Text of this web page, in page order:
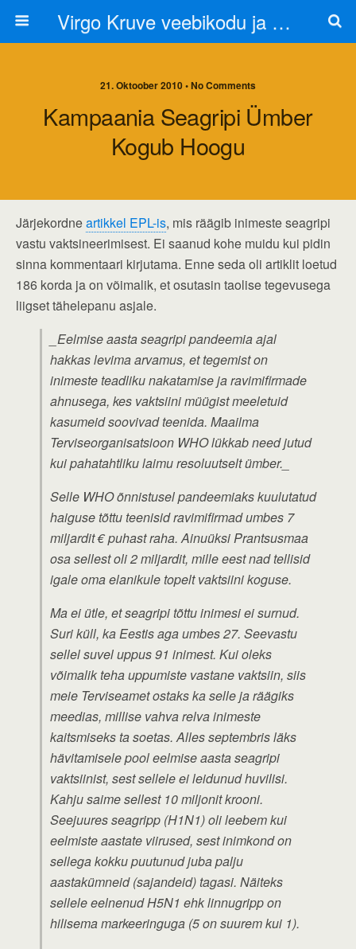
Virgo Kruve veebikodu ja blogi
21. Oktoober 2010 • No Comments
Kampaania Seagripi Ümber
Kogub Hoogu
Järjekordneartikkel EPL-is, mis räägib inimeste seagripi
vastu vaktsineerimisest. Ei saanud kohe muidu kui pidin
sinna kommentaari kirjutama. Enne seda oli artiklit loetud
186 korda ja on võimalik, et osutasin taolise tegevusega
liigset tähelepanu asjale.
_Eelmise aasta seagripi pandeemia ajal
hakkas levima arvamus, et tegemist on
inimeste teadliku nakatamise ja ravimifirmade
ahnusega, kes vaktsiini müügist meeletuid
kasumeid soovivad teenida. Maailma
Terviseorganisatsioon WHO lükkab need jutud
kui pahatahtliku laimu resoluutselt ümber._
Selle WHO õnnistusel pandeemiaks kuulutatud
haiguse tõttu teenisid ravimifirmad umbes 7
miljardit € puhast raha. Ainuüksi Prantsusmaa
osa sellest oli 2 miljardit, mille eest nad tellisid
igale oma elanikule topelt vaktsiini koguse.
Ma ei ütle, et seagripi tõttu inimesi ei surnud.
Suri küll, ka Eestis aga umbes 27. Seevastu
sellel suvel uppus 91 inimest. Kui oleks
võimalik teha uppumiste vastane vaktsiin, siis
meie Terviseamet ostaks ka selle ja räägiks
meedias, millise vahva relva inimeste
kaitsmiseks ta soetas. Alles septembris läks
hävitamisele pool eelmise aasta seagripi
vaktsiinist, sest sellele ei leidunud huvilisi.
Kahju saime sellest 10 miljonit krooni.
Seejuures seagripp (H1N1) oli leebem kui
eelmiste aastate viirused, sest inimkond on
sellega kokku puutunud juba palju
aastakümneid (sajandeid) tagasi. Näiteks
sellele eelnenud H5N1 ehk linnugripp on
hilisema markeeringuga (5 on suurem kui 1).